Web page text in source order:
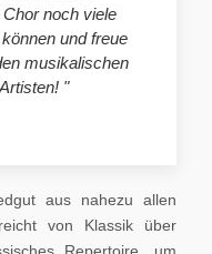
noch viele
und freue
musikalischen
"
aus nahezu allen
von Klassik über